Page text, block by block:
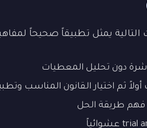
التالية يمثل تطبيقاً صحيحاً
دون تحليل المعطيات
ثم اختيار القانون المناسب
فهم طريقة الحل